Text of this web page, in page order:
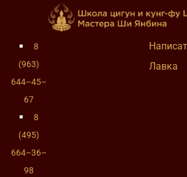
8
(963)
644–45–
67
8
(495)
664–36–
98
Лавка